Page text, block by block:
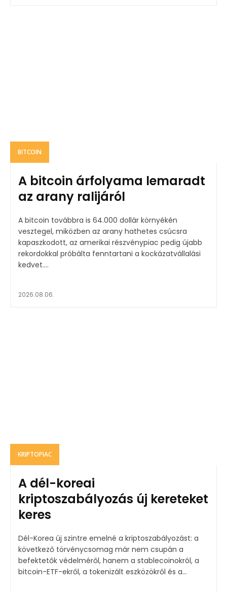
BITCOIN
A bitcoin árfolyama lemaradt
az arany ralijáról
A bitcoin továbbra is 64.000 dollár környékén
vesztegel, miközben az arany hathetes csúcsra
kapaszkodott, az amerikai részvénypiac pedig újabb
rekordokkal próbálta fenntartani a kockázatvállalási
kedvet....
2026.08.06.
KRIPTOPIAC
A dél-koreai
kriptoszabályozás új kereteket
keres
Dél-Korea új szintre emelné a kriptoszabályozást: a
következő törvénycsomag már nem csupán a
befektetők védelméről, hanem a stablecoinokról, a
bitcoin-ETF-ekről, a tokenizált eszközökről és a...